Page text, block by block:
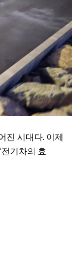
진 시대다. 이제
전기차의 효